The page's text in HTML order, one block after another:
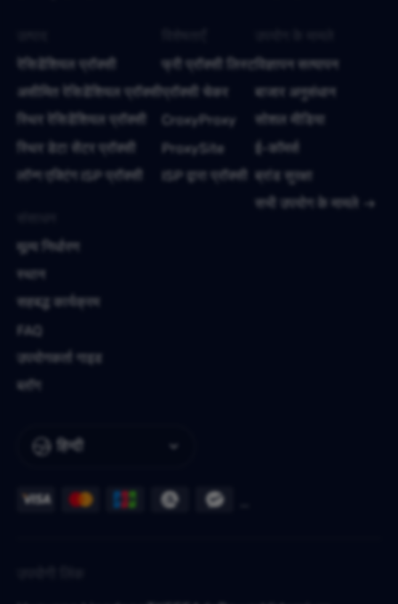
हिन्दी
रेसिडेंशियल प्रॉक्सी
असीमित रेसिडेंशियल प्रॉक्सी
स्थिर रेसिडेंशियल प्रॉक्सी
स्थिर डेटा सेंटर प्रॉक्सी
लॉन्ग एक्टिंग ISP प्रॉक्सी
फ्री प्रॉक्सी लिस्ट
प्रॉक्सी चेकर
CroxyProxy
ProxySite
ISP द्वारा प्रॉक्सी
विज्ञापन सत्यापन
बाजार अनुसंधान
सोशल मीडिया
ई-कॉमर्स
ब्रांड सुरक्षा
सभी उपयोग के मामले
मूल्य निर्धारण
स्थान
सहबद्ध कार्यक्रम
FAQ
उपयोगकर्ता गाइड
ब्लॉग